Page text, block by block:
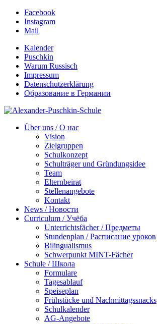
Facebook
Instagram
Mail
Kalender
Puschkin
Warum Russisch
Impressum
Datenschutzerklärung
Образование в Германии
Über uns / О нас
Vision
Zielgruppen
Schulkonzept
Schulträger und Gründungsidee
Team
Elternbeirat
Stellenangebote
Kontakt
News / Новости
Curriculum / Учёба
Unterrichtsfächer / Предметы
Stundenplan / Расписание уроков
Bilingualismus
Schwerpunkt MINT-Fächer
Schule / Школа
Formulare
Tagesablauf
Speiseplan
Frühstücke und Nachmittagssnacks
Schulkalender
AG-Angebote